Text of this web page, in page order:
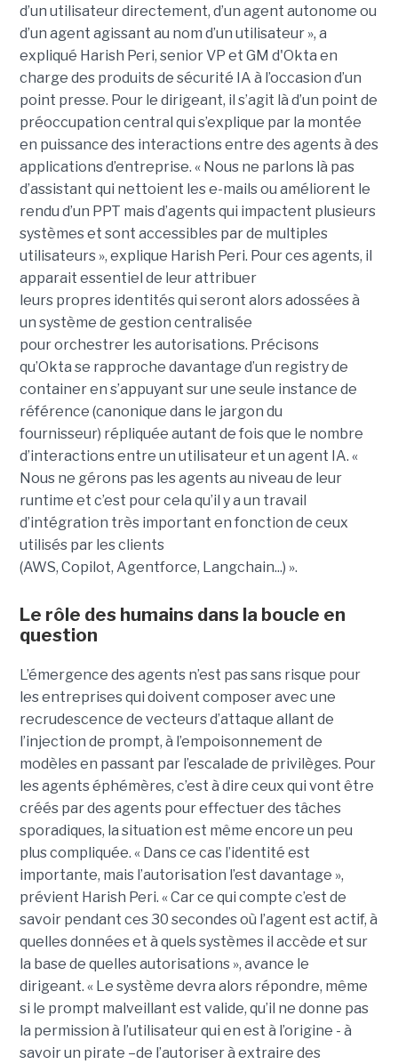
d’un utilisateur directement, d’un agent autonome ou
d’un agent agissant au nom d’un utilisateur », a
expliqué Harish Peri, senior VP et GM d'Okta en
charge des produits de sécurité IA à l’occasion d’un
point presse. Pour le dirigeant, il s’agit là d’un point de
préoccupation central qui s’explique par la montée
en puissance des interactions entre des agents à des
applications d’entreprise. « Nous ne parlons là pas
d’assistant qui nettoient les e-mails ou améliorent le
rendu d’un PPT mais d’agents qui impactent plusieurs
systèmes et sont accessibles par de multiples
utilisateurs », explique Harish Peri. Pour ces agents, il
apparait essentiel de leur attribuer
leurs propres identités qui seront alors adossées à
un système de gestion centralisée
pour orchestrer les autorisations. Précisons
qu’Okta se rapproche davantage d’un registry de
container en s’appuyant sur une seule instance de
référence (canonique dans le jargon du
fournisseur) répliquée autant de fois que le nombre
d’interactions entre un utilisateur et un agent IA. «
Nous ne gérons pas les agents au niveau de leur
runtime et c’est pour cela qu’il y a un travail
d’intégration très important en fonction de ceux
utilisés par les clients
(AWS, Copilot, Agentforce, Langchain...) ».
Le rôle des humains dans la boucle en
question
L’émergence des agents n’est pas sans risque pour
les entreprises qui doivent composer avec une
recrudescence de vecteurs d’attaque allant de
l’injection de prompt, à l’empoisonnement de
modèles en passant par l’escalade de privilèges. Pour
les agents éphémères, c’est à dire ceux qui vont être
créés par des agents pour effectuer des tâches
sporadiques, la situation est même encore un peu
plus compliquée. « Dans ce cas l’identité est
importante, mais l’autorisation l’est davantage »,
prévient Harish Peri. « Car ce qui compte c’est de
savoir pendant ces 30 secondes où l’agent est actif, à
quelles données et à quels systèmes il accède et sur
la base de quelles autorisations », avance le
dirigeant. « Le système devra alors répondre, même
si le prompt malveillant est valide, qu’il ne donne pas
la permission à l’utilisateur qui en est à l’origine - à
savoir un pirate –de l’autoriser à extraire des